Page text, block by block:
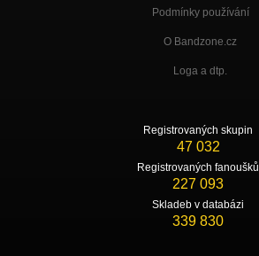
Podmínky používání
O Bandzone.cz
Loga a dtp.
Registrovaných skupin
47 032
Registrovaných fanoušků
227 093
Skladeb v databázi
339 830